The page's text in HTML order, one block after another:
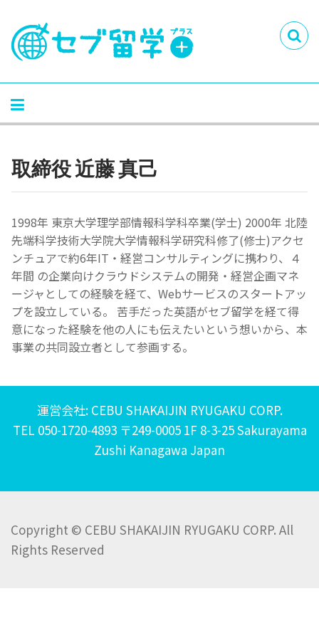
取締役 近藤 真己
1998年 東京大学理学部情報科学科卒業(学士) 2000年 北陸
先端科学技術大学院大学情報科学研究科修了(修士)アクセ
ンチュアで約6年IT・経営コンサルティングに携わり、４
年間 の企業向けクラウドシステムの開発・経営企画マネ
ージャとしての経験を経て、Webサービスのスタートアッ
プを設立している。 苦手だった英語がセブ留学を経て得
意になった経験を他の人にも伝えたいという想いから、本
事業の共同設立者として参画する。
運営会社: CEBU SHAKAIJIN RYUGAKU CORP.
TEL 050-1720-4893 〒249-0005 1F 8-3-25 Sakurayama
Zushi Kanagawa Japan
Copyright © CEBU SHAKAIJIN RYUGAKU CORP. All
Rights Reserved